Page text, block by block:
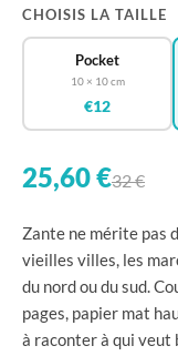
CHOISIS LA TAILLE
Pocket
10 × 10 cm
€12
25,60 €32 €
Zante ne mérite pas
vieilles villes, les
du nord ou du sud.
pages, papier mat
à raconter à qui veut